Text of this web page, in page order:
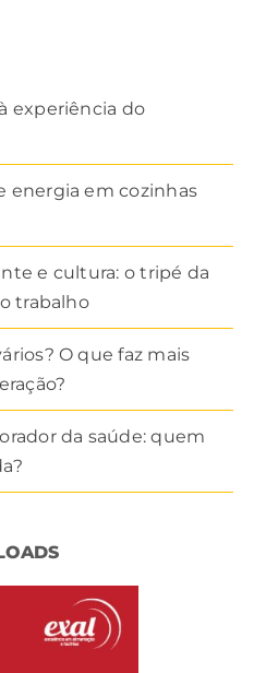
experiência do
energia em cozinhas
e cultura: o tripé da
trabalho
O que faz mais
da saúde: quem